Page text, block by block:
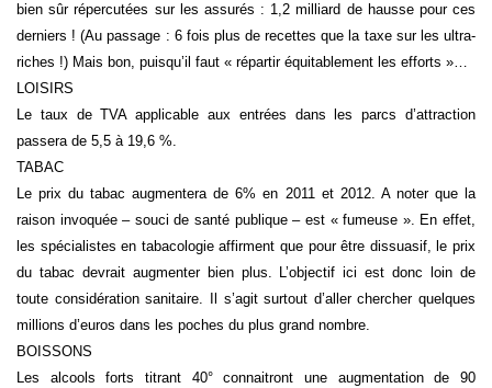
bien sûr répercutées sur les assurés : 1,2 milliard de hausse pour ces
derniers ! (Au passage : 6 fois plus de recettes que la taxe sur les ultra-
riches !) Mais bon, puisqu’il faut « répartir équitablement les efforts »…
LOISIRS
Le taux de TVA applicable aux entrées dans les parcs d’attraction
passera de 5,5 à 19,6 %.
TABAC
Le prix du tabac augmentera de 6% en 2011 et 2012. A noter que la
raison invoquée – souci de santé publique – est « fumeuse ». En effet,
les spécialistes en tabacologie affirment que pour être dissuasif, le prix
du tabac devrait augmenter bien plus. L’objectif ici est donc loin de
toute considération sanitaire. Il s’agit surtout d’aller chercher quelques
millions d’euros dans les poches du plus grand nombre.
BOISSONS
Les alcools forts titrant 40° connaitront une augmentation de 90